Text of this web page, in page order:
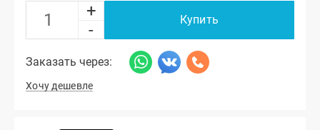
+
-
Купить
Заказать через:
Хочу дешевле